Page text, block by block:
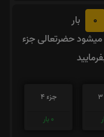
0
بار
حضرتعالی جزء
جزء 4
0 بار